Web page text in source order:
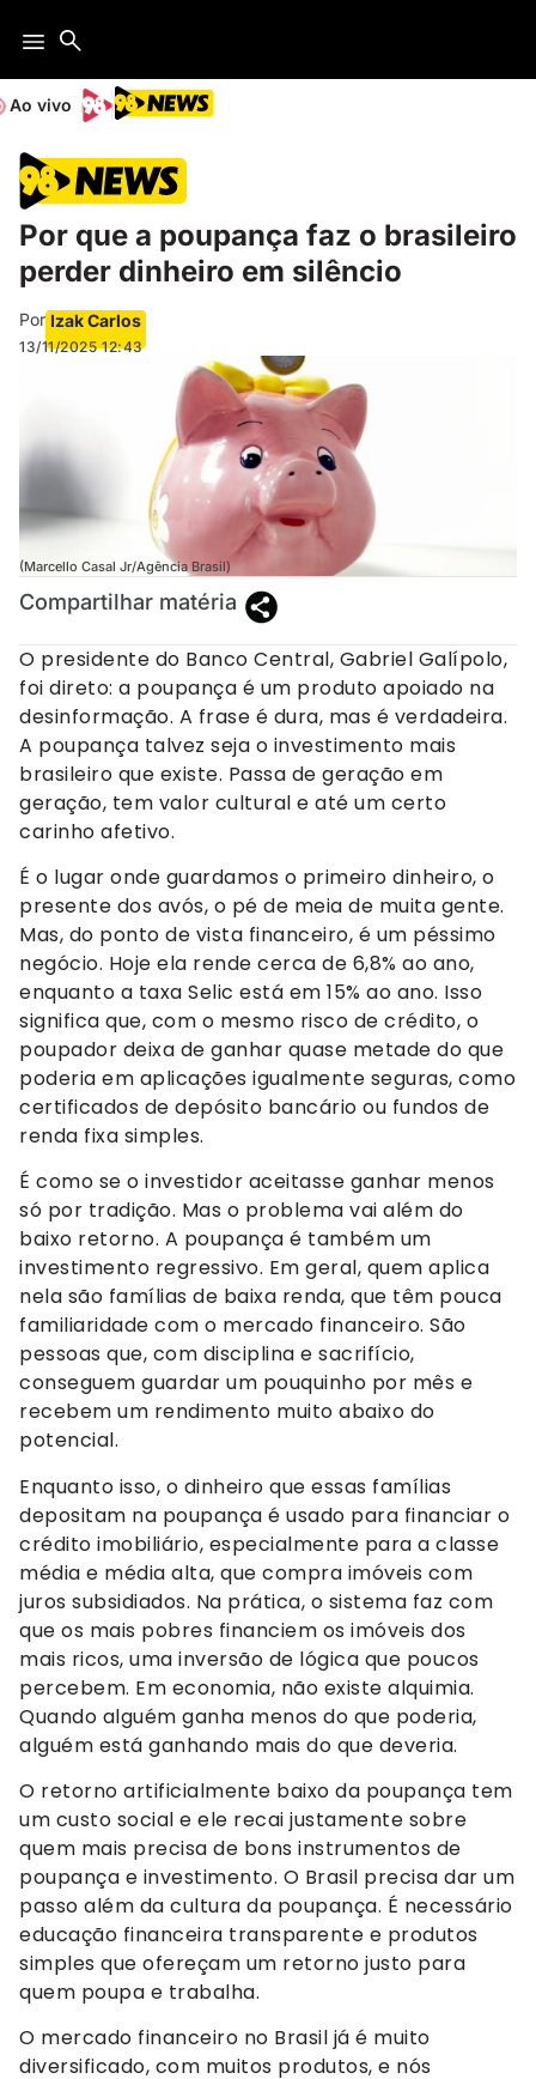
Ao vivo
Por que a poupança faz o brasileiro
perder dinheiro em silêncio
Por Izak Carlos
13/11/2025 12:43
(Marcello Casal Jr/Agência Brasil)
Compartilhar matéria
O presidente do Banco Central, Gabriel Galípolo,
foi direto: a poupança é um produto apoiado na
desinformação. A frase é dura, mas é verdadeira.
A poupança talvez seja o investimento mais
brasileiro que existe. Passa de geração em
geração, tem valor cultural e até um certo
carinho afetivo.
É o lugar onde guardamos o primeiro dinheiro, o
presente dos avós, o pé de meia de muita gente.
Mas, do ponto de vista financeiro, é um péssimo
negócio. Hoje ela rende cerca de 6,8% ao ano,
enquanto a taxa Selic está em 15% ao ano. Isso
significa que, com o mesmo risco de crédito, o
poupador deixa de ganhar quase metade do que
poderia em aplicações igualmente seguras, como
certificados de depósito bancário ou fundos de
renda fixa simples.
É como se o investidor aceitasse ganhar menos
só por tradição. Mas o problema vai além do
baixo retorno. A poupança é também um
investimento regressivo. Em geral, quem aplica
nela são famílias de baixa renda, que têm pouca
familiaridade com o mercado financeiro. São
pessoas que, com disciplina e sacrifício,
conseguem guardar um pouquinho por mês e
recebem um rendimento muito abaixo do
potencial.
Enquanto isso, o dinheiro que essas famílias
depositam na poupança é usado para financiar o
crédito imobiliário, especialmente para a classe
média e média alta, que compra imóveis com
juros subsidiados. Na prática, o sistema faz com
que os mais pobres financiem os imóveis dos
mais ricos, uma inversão de lógica que poucos
percebem. Em economia, não existe alquimia.
Quando alguém ganha menos do que poderia,
alguém está ganhando mais do que deveria.
O retorno artificialmente baixo da poupança tem
um custo social e ele recai justamente sobre
quem mais precisa de bons instrumentos de
poupança e investimento. O Brasil precisa dar um
passo além da cultura da poupança. É necessário
educação financeira transparente e produtos
simples que ofereçam um retorno justo para
quem poupa e trabalha.
O mercado financeiro no Brasil já é muito
diversificado, com muitos produtos, e nós